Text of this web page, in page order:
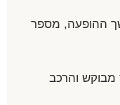
ההופעה, מספר
מבוקש והרכב